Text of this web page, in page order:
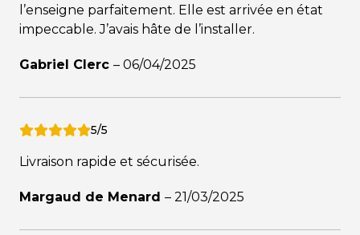
l’enseigne parfaitement. Elle est arrivée en état
impeccable. J’avais hâte de l’installer.
Gabriel Clerc – 06/04/2025
5/5
Livraison rapide et sécurisée.
Margaud de Menard – 21/03/2025